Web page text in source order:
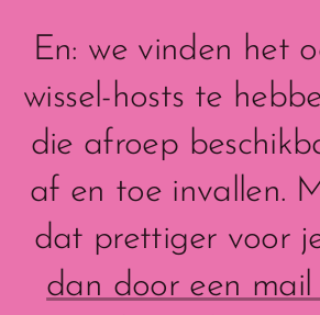
En: we vinden het
wissel-hosts te
die afroep
af en toe invallen.
dat prettiger voor
dan door een mail